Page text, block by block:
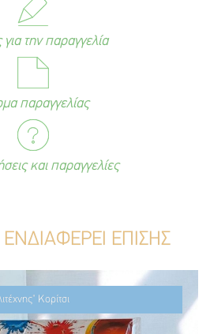
για την παραγγελία
παραγγελίας
και παραγγελίες
ΕΠΙΣΗΣ
Κορίτσι